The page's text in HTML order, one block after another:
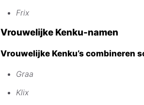
Frix
Vrouwelijke Kenku-namen
Vrouwelijke Kenku’s combineren
Graa
Klix